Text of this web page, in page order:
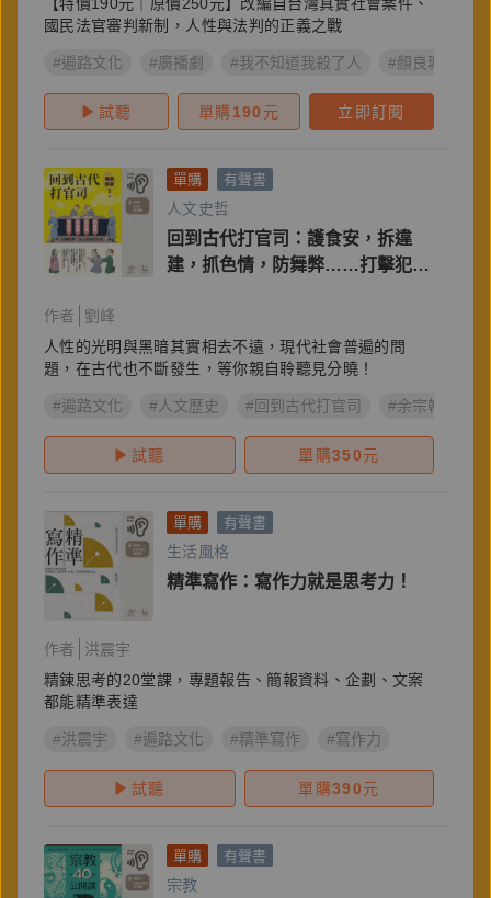
國民法官審判新制，人性與法判的正義之戰
#遍路文化 #廣播劇 #我不知道我殺了人 #顏良珮
試聽 單購190 元 立即訂閱
單購 有聲書
人文史哲
回到古代打官司：護食安，拆違
建，抓色情，防舞弊……打擊犯
作者
劉峰
人性的光明與黑暗其實相去不遠，現代社會普遍的問
題，在古代也不斷發生，等你親自聆聽見分曉！
#遍路文化 #人文歷史 #回到古代打官司 #余宗翰
試聽 單購350元
單購 有聲書
生活風格
精準寫作：寫作力就是思考力！
作者
洪震宇
精鍊思考的20堂課，專題報告、簡報資料、企劃、文案
都能精準表達
#洪震宇 #遍路文化 #精準寫作 #寫作力
試聽 單購390元
單購 有聲書
宗教